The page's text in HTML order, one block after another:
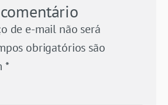
de e-mail não será
obrigatórios são
*